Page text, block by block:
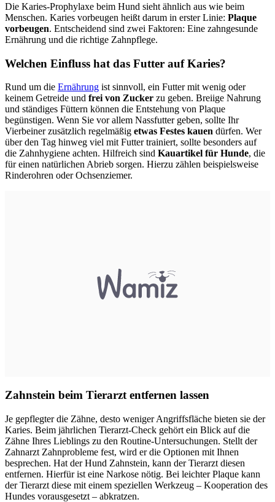
Die Karies-Prophylaxe beim Hund sieht ähnlich aus wie beim
Menschen. Karies vorbeugen heißt darum in erster Linie: Plaque
vorbeugen. Entscheidend sind zwei Faktoren: Eine zahngesunde
Ernährung und die richtige Zahnpflege.
Welchen Einfluss hat das Futter auf Karies?
Rund um die Ernährung ist sinnvoll, ein Futter mit wenig oder
keinem Getreide und frei von Zucker zu geben. Breiige Nahrung
und ständiges Füttern können die Entstehung von Plaque
begünstigen. Wenn Sie vor allem Nassfutter geben, sollte Ihr
Vierbeiner zusätzlich regelmäßig etwas Festes kauen dürfen. Wer
über den Tag hinweg viel mit Futter trainiert, sollte besonders auf
die Zahnhygiene achten. Hilfreich sind Kauartikel für Hunde, die
für einen natürlichen Abrieb sorgen. Hierzu zählen beispielsweise
Rinderohren oder Ochsenziemer.
Zahnstein beim Tierarzt entfernen lassen
Je gepflegter die Zähne, desto weniger Angriffsfläche bieten sie der
Karies. Beim jährlichen Tierarzt-Check gehört ein Blick auf die
Zähne Ihres Lieblings zu den Routine-Untersuchungen. Stellt der
Zahnarzt Zahnprobleme fest, wird er die Optionen mit Ihnen
besprechen. Hat der Hund Zahnstein, kann der Tierarzt diesen
entfernen. Hierfür ist eine Narkose nötig. Bei leichter Plaque kann
der Tierarzt diese mit einem speziellen Werkzeug – Kooperation des
Hundes vorausgesetzt – abkratzen.